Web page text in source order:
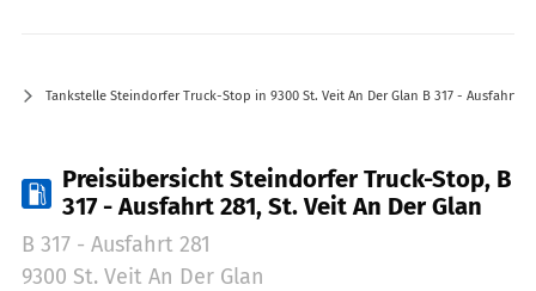
Tankstelle Steindorfer Truck-Stop in 9300 St. Veit An Der Glan B 317 - Ausfahrt
Preisübersicht Steindorfer Truck-Stop, B
317 - Ausfahrt 281, St. Veit An Der Glan
B 317 - Ausfahrt 281
9300 St. Veit An Der Glan